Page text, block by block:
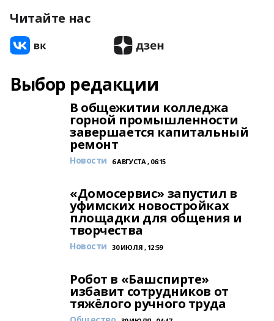
Читайте нас
Выбор редакции
В общежитии колледжа
горной промышленности
завершается капитальный
ремонт
Новости 6 АВГУСТА , 06:15
«Домосервис» запустил в
уфимских новостройках
площадки для общения и
творчества
Новости 30 ИЮЛЯ , 12:59
Робот в «Башспирте»
избавит сотрудников от
тяжёлого ручного труда